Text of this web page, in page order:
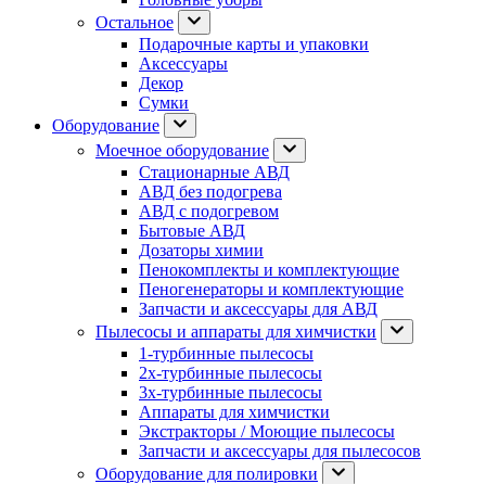
Остальное
Подарочные карты и упаковки
Аксессуары
Декор
Сумки
Оборудование
Моечное оборудование
Стационарные АВД
АВД без подогрева
АВД с подогревом
Бытовые АВД
Дозаторы химии
Пенокомплекты и комплектующие
Пеногенераторы и комплектующие
Запчасти и аксессуары для АВД
Пылесосы и аппараты для химчистки
1-турбинные пылесосы
2х-турбинные пылесосы
3х-турбинные пылесосы
Аппараты для химчистки
Экстракторы / Моющие пылесосы
Запчасти и аксессуары для пылесосов
Оборудование для полировки